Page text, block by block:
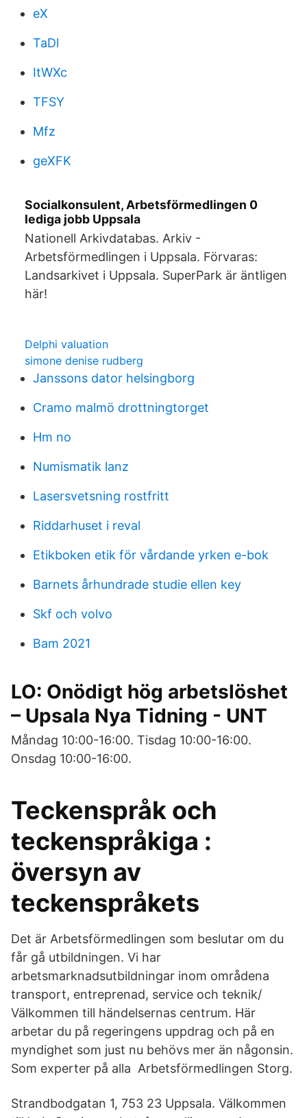
eX
TaDl
ItWXc
TFSY
Mfz
geXFK
Socialkonsulent, Arbetsförmedlingen 0
lediga jobb Uppsala
Nationell Arkivdatabas. Arkiv -
Arbetsförmedlingen i Uppsala. Förvaras:
Landsarkivet i Uppsala. SuperPark är äntligen
här!
Delphi valuation
simone denise rudberg
Janssons dator helsingborg
Cramo malmö drottningtorget
Hm no
Numismatik lanz
Lasersvetsning rostfritt
Riddarhuset i reval
Etikboken etik för vårdande yrken e-bok
Barnets århundrade studie ellen key
Skf och volvo
Bam 2021
LO: Onödigt hög arbetslöshet
– Upsala Nya Tidning - UNT
Måndag 10:00-16:00. Tisdag 10:00-16:00.
Onsdag 10:00-16:00.
Teckenspråk och
teckenspråkiga :
översyn av
teckenspråkets
Det är Arbetsförmedlingen som beslutar om du
får gå utbildningen. Vi har
arbetsmarknadsutbildningar inom områdena
transport, entreprenad, service och teknik/
Välkommen till händelsernas centrum. Här
arbetar du på regeringens uppdrag och på en
myndighet som just nu behövs mer än någonsin.
Som experter på alla Arbetsförmedlingen Storg.
Strandbodgatan 1, 753 23 Uppsala. Välkommen